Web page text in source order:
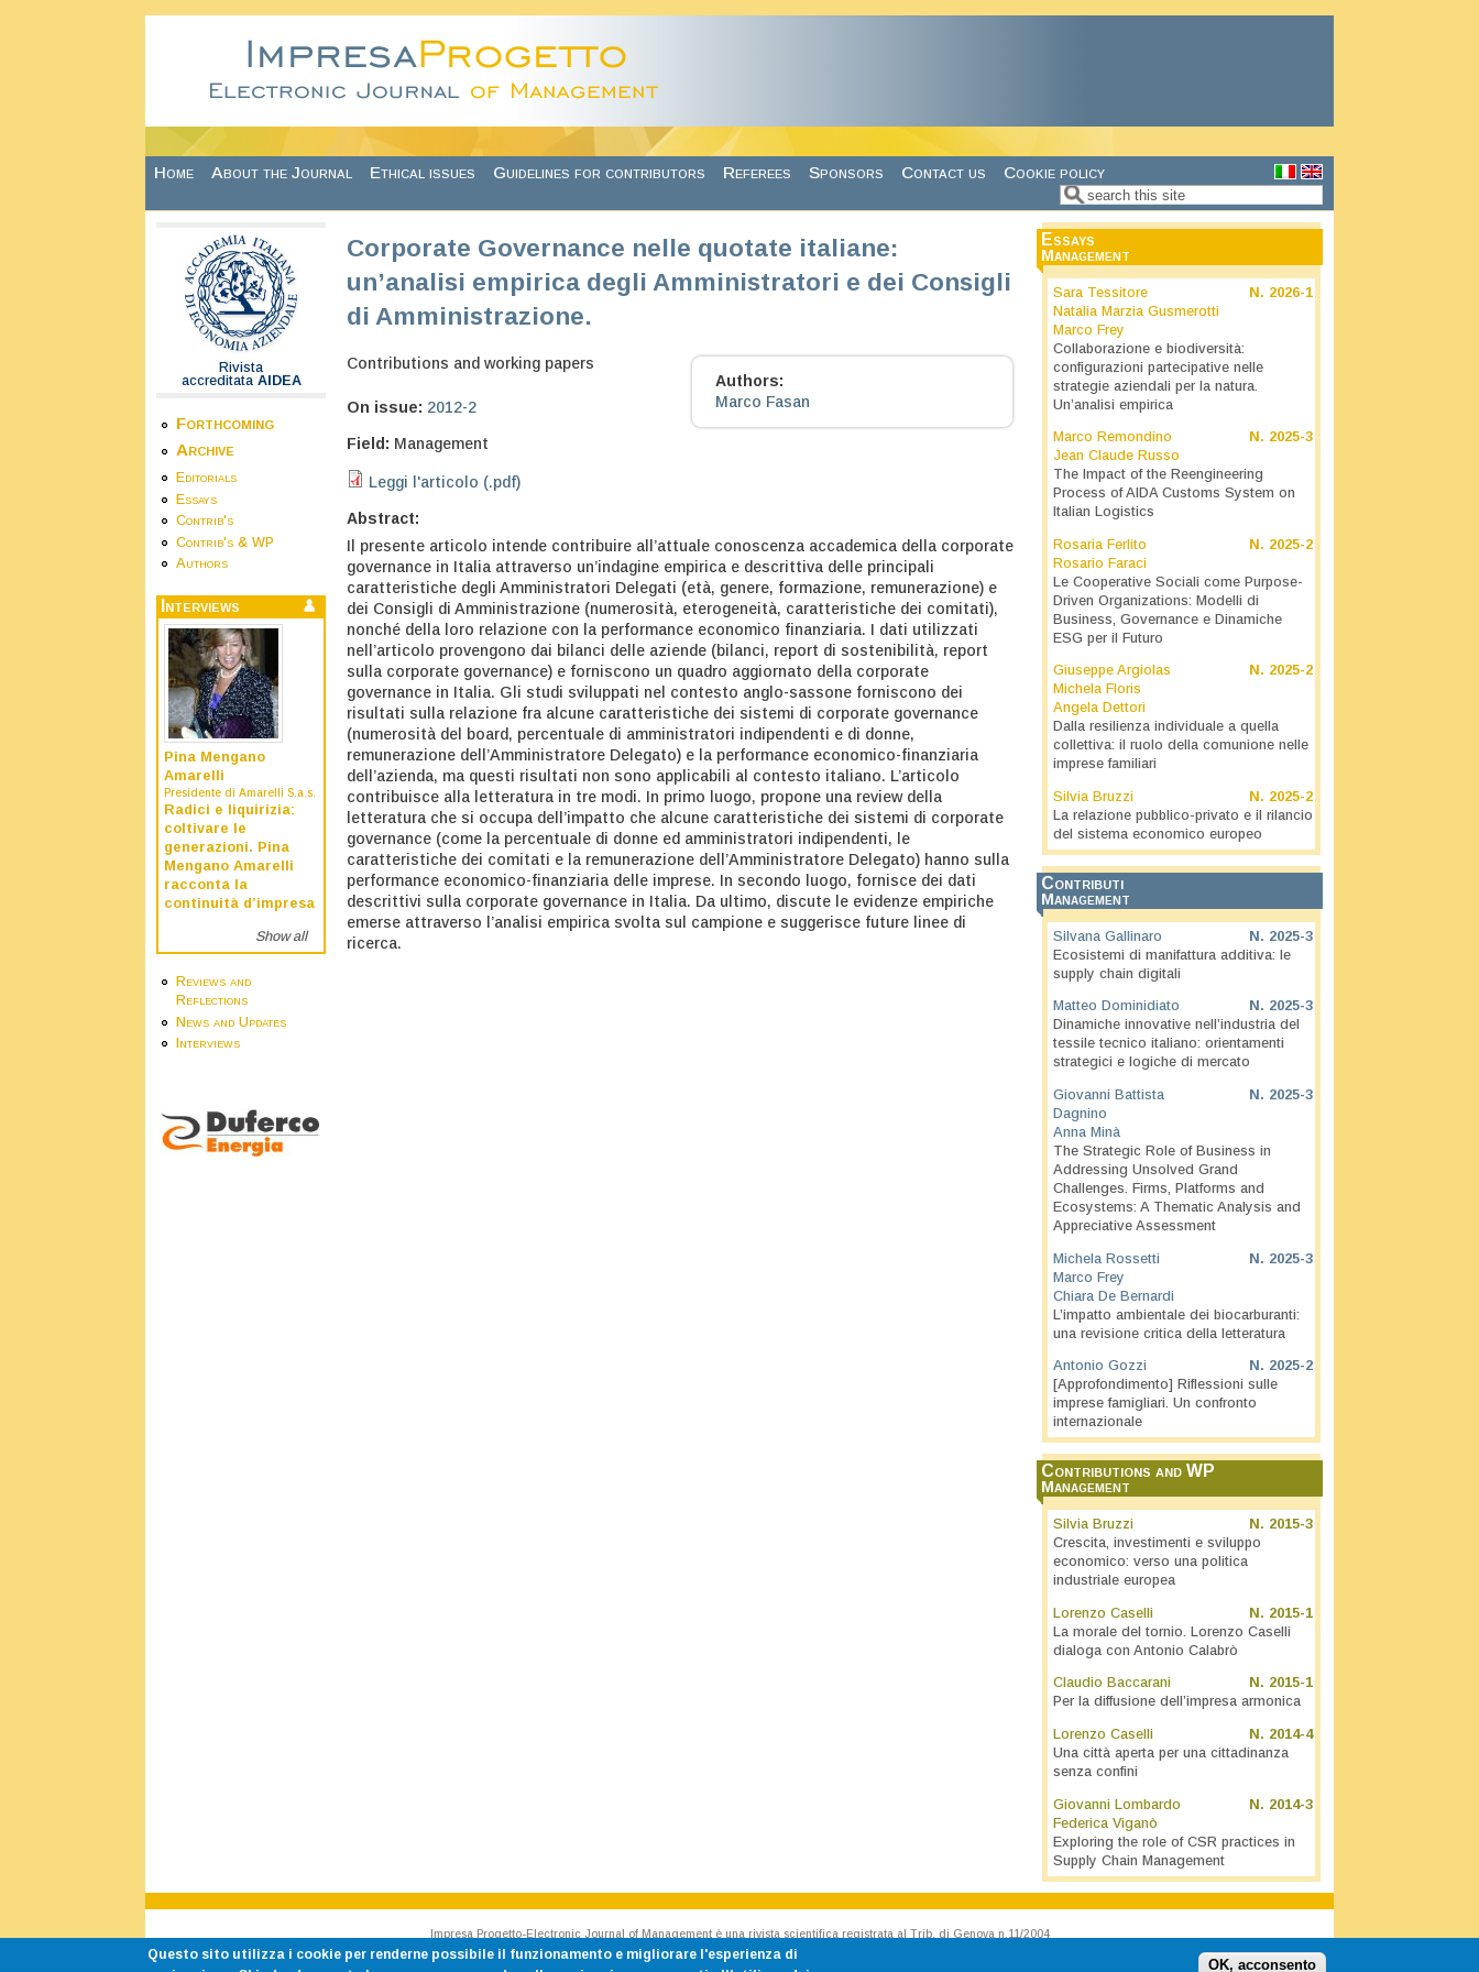
Home About the Journal Ethical issues Guidelines for contributors Referees Sponsors Contact us Cookie policy
Search form
Search
Rivista
accreditata AIDEA
Forthcoming
Archive
Editorials
Essays
Contrib's
Contrib's & WP
Authors
Interviews
Pina Mengano
Amarelli
Presidente di Amarelli S.a.s.
Radici e liquirizia:
coltivare le
generazioni. Pina
Mengano Amarelli
racconta la
continuità d’impresa
Show all
Reviews and
Reflections
News and Updates
Interviews
Corporate Governance nelle quotate italiane:
un’analisi empirica degli Amministratori e dei Consigli
di Amministrazione.
Contributions and working papers
On issue: 2012-2
Field: Management
Authors:
Marco Fasan
Leggi l'articolo (.pdf)
Abstract:
Il presente articolo intende contribuire all’attuale conoscenza accademica della corporate
governance in Italia attraverso un’indagine empirica e descrittiva delle principali
caratteristiche degli Amministratori Delegati (età, genere, formazione, remunerazione) e
dei Consigli di Amministrazione (numerosità, eterogeneità, caratteristiche dei comitati),
nonché della loro relazione con la performance economico finanziaria. I dati utilizzati
nell’articolo provengono dai bilanci delle aziende (bilanci, report di sostenibilità, report
sulla corporate governance) e forniscono un quadro aggiornato della corporate
governance in Italia. Gli studi sviluppati nel contesto anglo-sassone forniscono dei
risultati sulla relazione fra alcune caratteristiche dei sistemi di corporate governance
(numerosità del board, percentuale di amministratori indipendenti e di donne,
remunerazione dell’Amministratore Delegato) e la performance economico-finanziaria
dell’azienda, ma questi risultati non sono applicabili al contesto italiano. L’articolo
contribuisce alla letteratura in tre modi. In primo luogo, propone una review della
letteratura che si occupa dell’impatto che alcune caratteristiche dei sistemi di corporate
governance (come la percentuale di donne ed amministratori indipendenti, le
caratteristiche dei comitati e la remunerazione dell’Amministratore Delegato) hanno sulla
performance economico-finanziaria delle imprese. In secondo luogo, fornisce dei dati
descrittivi sulla corporate governance in Italia. Da ultimo, discute le evidenze empiriche
emerse attraverso l’analisi empirica svolta sul campione e suggerisce future linee di
ricerca.
Essays
Management
N. 2026-1
Sara Tessitore
Natalia Marzia Gusmerotti
Marco Frey
Collaborazione e biodiversità:
configurazioni partecipative nelle
strategie aziendali per la natura.
Un’analisi empirica
N. 2025-3
Marco Remondino
Jean Claude Russo
The Impact of the Reengineering
Process of AIDA Customs System on
Italian Logistics
N. 2025-2
Rosaria Ferlito
Rosario Faraci
Le Cooperative Sociali come Purpose-
Driven Organizations: Modelli di
Business, Governance e Dinamiche
ESG per il Futuro
N. 2025-2
Giuseppe Argiolas
Michela Floris
Angela Dettori
Dalla resilienza individuale a quella
collettiva: il ruolo della comunione nelle
imprese familiari
N. 2025-2
Silvia Bruzzi
La relazione pubblico-privato e il rilancio
del sistema economico europeo
Contributi
Management
N. 2025-3
Silvana Gallinaro
Ecosistemi di manifattura additiva: le
supply chain digitali
N. 2025-3
Matteo Dominidiato
Dinamiche innovative nell’industria del
tessile tecnico italiano: orientamenti
strategici e logiche di mercato
N. 2025-3
Giovanni Battista
Dagnino
Anna Minà
The Strategic Role of Business in
Addressing Unsolved Grand
Challenges. Firms, Platforms and
Ecosystems: A Thematic Analysis and
Appreciative Assessment
N. 2025-3
Michela Rossetti
Marco Frey
Chiara De Bernardi
L’impatto ambientale dei biocarburanti:
una revisione critica della letteratura
N. 2025-2
Antonio Gozzi
[Approfondimento] Riflessioni sulle
imprese famigliari. Un confronto
internazionale
Contributions and WP
Management
N. 2015-3
Silvia Bruzzi
Crescita, investimenti e sviluppo
economico: verso una politica
industriale europea
N. 2015-1
Lorenzo Caselli
La morale del tornio. Lorenzo Caselli
dialoga con Antonio Calabrò
N. 2015-1
Claudio Baccarani
Per la diffusione dell’impresa armonica
N. 2014-4
Lorenzo Caselli
Una città aperta per una cittadinanza
senza confini
N. 2014-3
Giovanni Lombardo
Federica Viganò
Exploring the role of CSR practices in
Supply Chain Management
Impresa Progetto-Electronic Journal of Management è una rivista scientifica registrata al Trib. di Genova n.11/2004
Rivista accreditata AIDEA - Accademia Italiana di Economia Aziendale
ISSN 1824-3576 Cod. CINECA E187020 p.iva 00754150100
Questo sito utilizza i cookie per renderne possibile il funzionamento e migliorare l'esperienza di
OK, acconsento